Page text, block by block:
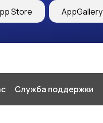
Store AppGallery
Служба поддержки